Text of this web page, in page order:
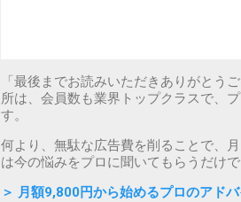
「最後までお読みいただきありがとう
所は、会員数も業界トップクラスで、
す。
何より、無駄な広告費を削ることで、
は今の悩みをプロに聞いてもらうだけ
＞ 月額9,800円から始めるプロのアド